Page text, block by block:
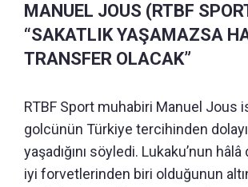
MANUEL JOUS (RTBF
“SAKATLIK YAŞAMAZSA
TRANSFER OLACAK”
RTBF Sport muhabiri Manuel Jous
golcünün Türkiye tercihinden dolayı
yaşadığını söyledi. Lukaku’nun hâlâ
iyi forvetlerinden biri olduğunun